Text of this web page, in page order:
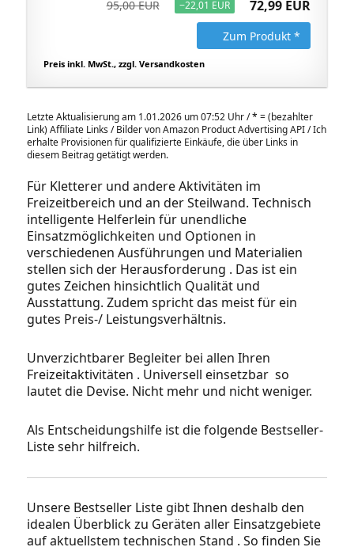
95,00 EUR −22,01 EUR 72,99 EUR
Zum Produkt *
Preis inkl. MwSt., zzgl. Versandkosten
Letzte Aktualisierung am 1.01.2026 um 07:52 Uhr /* = (bezahlter
Link) Affiliate Links / Bilder von Amazon Product Advertising API / Ich
erhalte Provisionen für qualifizierte Einkäufe, die über Links in
diesem Beitrag getätigt werden.
Für Kletterer und andere Aktivitäten im
Freizeitbereich und an der Steilwand. Technisch
intelligente Helferlein für unendliche
Einsatzmöglichkeiten und Optionen in
verschiedenen Ausführungen und Materialien
stellen sich der Herausforderung . Das ist ein
gutes Zeichen hinsichtlich Qualität und
Ausstattung. Zudem spricht das meist für ein
gutes Preis-/ Leistungsverhältnis.
Unverzichtbarer Begleiter bei allen Ihren
Freizeitaktivitäten . Universell einsetzbar so
lautet die Devise. Nicht mehr und nicht weniger.
Als Entscheidungshilfe ist die folgende Bestseller-
Liste sehr hilfreich.
Unsere Bestseller Liste gibt Ihnen deshalb den
idealen Überblick zu Geräten aller Einsatzgebiete
auf aktuellstem technischen Stand . So finden Sie